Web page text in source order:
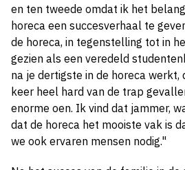
en ten tweede omdat ik het
horeca een succesverhaal te
de horeca, in tegenstelling tot in
gezien als een veredeld
na je dertigste in de horeca werkt,
keer heel hard van de trap
enorme oen. Ik vind dat jammer,
dat de horeca het mooiste vak is
we ook ervaren mensen nodig."